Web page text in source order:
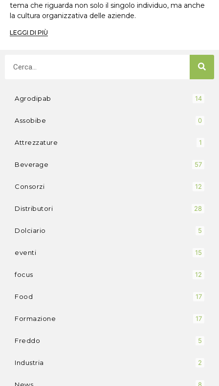
tema che riguarda non solo il singolo individuo, ma anche
la cultura organizzativa delle aziende.
LEGGI DI PIÙ
Agrodipab 14
Assobibe 0
Attrezzature 1
Beverage 57
Consorzi 12
Distributori 28
Dolciario 5
eventi 15
focus 12
Food 17
Formazione 17
Freddo 5
Industria 2